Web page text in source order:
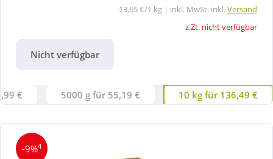
13,65 €/1 kg | inkl. MwSt. inkl.Versand
z.Zt. nicht verfügbar
Nicht verfügbar
€ 5000 g für 55,19 € 10 kg für 136,49 €
-9%4